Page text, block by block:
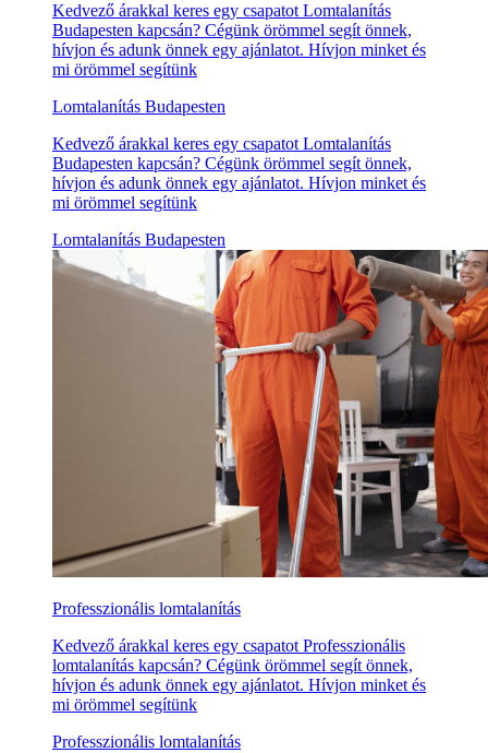
Kedvező árakkal keres egy csapatot Lomtalanítás
Budapesten kapcsán? Cégünk örömmel segít önnek,
hívjon és adunk önnek egy ajánlatot. Hívjon minket és
mi örömmel segítünk
Lomtalanítás Budapesten
Kedvező árakkal keres egy csapatot Lomtalanítás
Budapesten kapcsán? Cégünk örömmel segít önnek,
hívjon és adunk önnek egy ajánlatot. Hívjon minket és
mi örömmel segítünk
Lomtalanítás Budapesten
Professzionális lomtalanítás
Kedvező árakkal keres egy csapatot Professzionális
lomtalanítás kapcsán? Cégünk örömmel segít önnek,
hívjon és adunk önnek egy ajánlatot. Hívjon minket és
mi örömmel segítünk
Professzionális lomtalanítás